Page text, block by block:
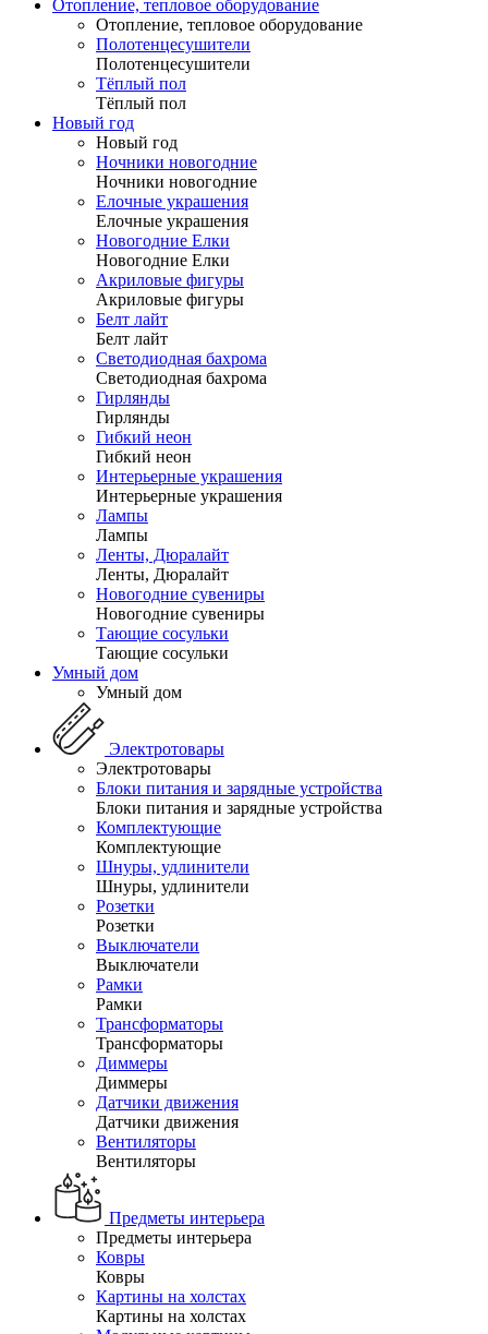
Отопление, тепловое оборудование
Отопление, тепловое оборудование
Полотенцесушители
Полотенцесушители
Тёплый пол
Тёплый пол
Новый год
Новый год
Ночники новогодние
Ночники новогодние
Елочные украшения
Елочные украшения
Новогодние Елки
Новогодние Елки
Акриловые фигуры
Акриловые фигуры
Белт лайт
Белт лайт
Светодиодная бахрома
Светодиодная бахрома
Гирлянды
Гирлянды
Гибкий неон
Гибкий неон
Интерьерные украшения
Интерьерные украшения
Лампы
Лампы
Ленты, Дюралайт
Ленты, Дюралайт
Новогодние сувениры
Новогодние сувениры
Тающие сосульки
Тающие сосульки
Умный дом
Умный дом
Электротовары
Электротовары
Блоки питания и зарядные устройства
Блоки питания и зарядные устройства
Комплектующие
Комплектующие
Шнуры, удлинители
Шнуры, удлинители
Розетки
Розетки
Выключатели
Выключатели
Рамки
Рамки
Трансформаторы
Трансформаторы
Диммеры
Диммеры
Датчики движения
Датчики движения
Вентиляторы
Вентиляторы
Предметы интерьера
Предметы интерьера
Ковры
Ковры
Картины на холстах
Картины на холстах